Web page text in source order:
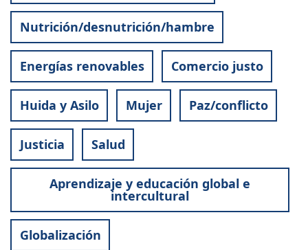
Nutrición/desnutrición/hambre
Energías renovables Comercio justo
Huida y Asilo Mujer Paz/conflicto
Justicia Salud
Aprendizaje y educación global e
intercultural
Globalización